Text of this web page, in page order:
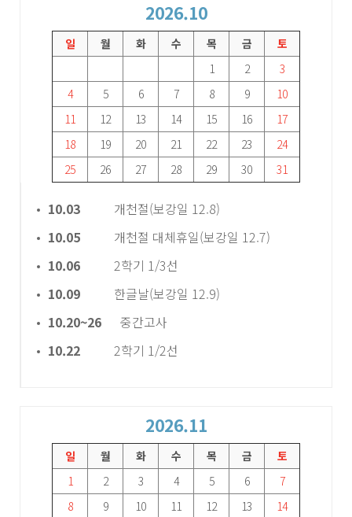
2026.10
일 월 화 수 목 금
토
1
2
3
4
5 6 7 8 9
10
11
12 13 14 15 16
17
18
19 20 21 22 23
24
25
26 27 28 29 30 31
10.03
개천절(보강일 12.8)
10.05
개천절 대체휴일(보강일 12.7)
10.06
2학기 1/3선
10.09
한글날(보강일 12.9)
10.20~26
중간고사
10.22
2학기 1/2선
2026.11
일 월 화 수 목 금
토
1
2 3 4 5 6
7
8
9 10 11 12 13
14